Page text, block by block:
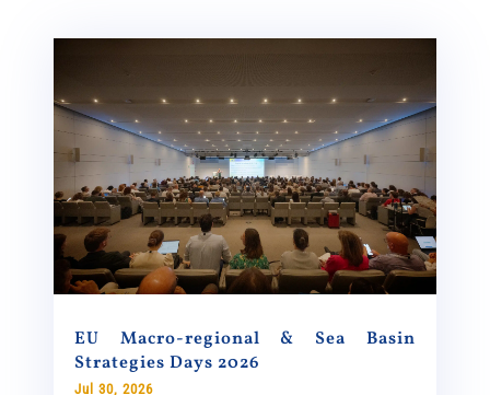
EU Macro-regional & Sea Basin
Strategies Days 2026
Jul 30, 2026